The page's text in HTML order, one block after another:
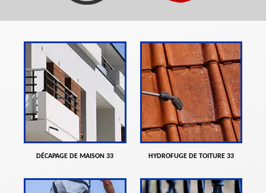
DÉCAPAGE DE MAISON 33 HYDROFUGE DE TOITURE 33